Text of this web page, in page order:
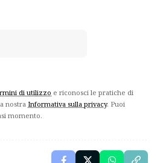
di utilizzo e riconosci le pratiche di
nostra Informativa sulla privacy. Puoi
momento.